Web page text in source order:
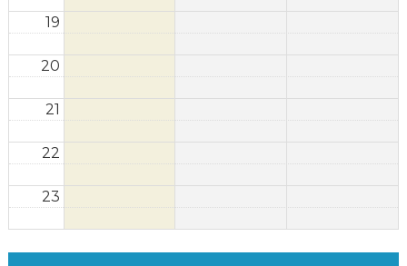
19
20
21
22
23